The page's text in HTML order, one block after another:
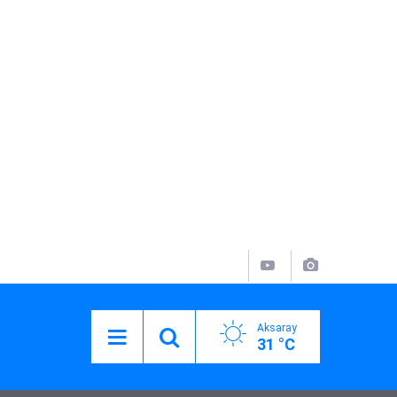
Aksaray
31 °C